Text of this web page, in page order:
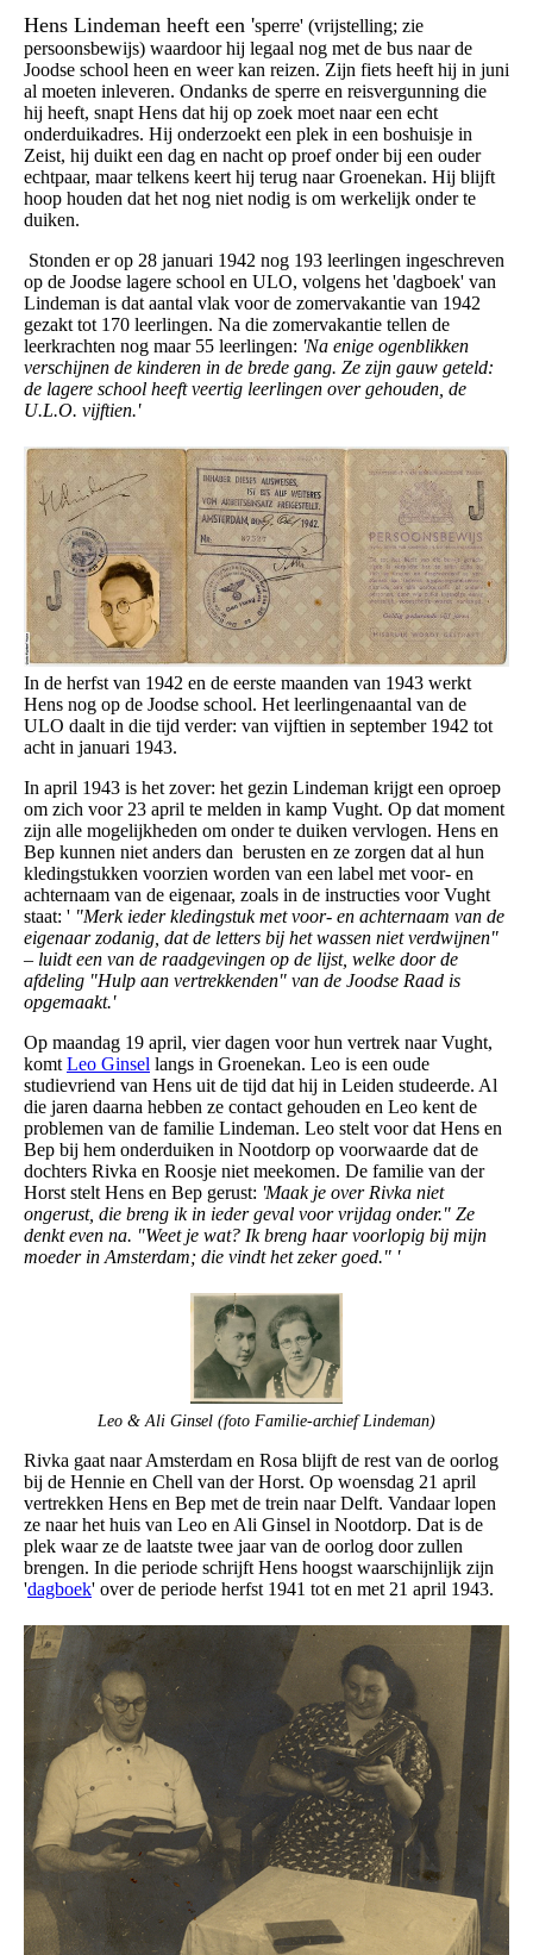
Hens Lindeman heeft een 'sperre' (vrijstelling; zie
persoonsbewijs) waardoor hij legaal nog met de bus naar de
Joodse school heen en weer kan reizen. Zijn fiets heeft hij in juni
al moeten inleveren. Ondanks de sperre en reisvergunning die
hij heeft, snapt Hens dat hij op zoek moet naar een echt
onderduikadres. Hij onderzoekt een plek in een boshuisje in
Zeist, hij duikt een dag en nacht op proef onder bij een ouder
echtpaar, maar telkens keert hij terug naar Groenekan. Hij blijft
hoop houden dat het nog niet nodig is om werkelijk onder te
duiken.
Stonden er op 28 januari 1942 nog 193 leerlingen ingeschreven
op de Joodse lagere school en ULO, volgens het 'dagboek' van
Lindeman is dat aantal vlak voor de zomervakantie van 1942
gezakt tot 170 leerlingen. Na die zomervakantie tellen de
leerkrachten nog maar 55 leerlingen: 'Na enige ogenblikken
verschijnen de kinderen in de brede gang. Ze zijn gauw geteld:
de lagere school heeft veertig leerlingen over gehouden, de
U.L.O. vijftien.'
In de herfst van 1942 en de eerste maanden van 1943 werkt
Hens nog op de Joodse school. Het leerlingenaantal van de
ULO daalt in die tijd verder: van vijftien in september 1942 tot
acht in januari 1943.
In april 1943 is het zover: het gezin Lindeman krijgt een oproep
om zich voor 23 april te melden in kamp Vught. Op dat moment
zijn alle mogelijkheden om onder te duiken vervlogen. Hens en
Bep kunnen niet anders dan berusten en ze zorgen dat al hun
kledingstukken voorzien worden van een label met voor- en
achternaam van de eigenaar, zoals in de instructies voor Vught
staat: ' "Merk ieder kledingstuk met voor- en achternaam van de
eigenaar zodanig, dat de letters bij het wassen niet verdwijnen"
– luidt een van de raadgevingen op de lijst, welke door de
afdeling "Hulp aan vertrekkenden" van de Joodse Raad is
opgemaakt.'
Op maandag 19 april, vier dagen voor hun vertrek naar Vught,
komtLeo Ginsel langs in Groenekan. Leo is een oude
studievriend van Hens uit de tijd dat hij in Leiden studeerde. Al
die jaren daarna hebben ze contact gehouden en Leo kent de
problemen van de familie Lindeman. Leo stelt voor dat Hens en
Bep bij hem onderduiken in Nootdorp op voorwaarde dat de
dochters Rivka en Roosje niet meekomen. De familie van der
Horst stelt Hens en Bep gerust: 'Maak je over Rivka niet
ongerust, die breng ik in ieder geval voor vrijdag onder." Ze
denkt even na. "Weet je wat? Ik breng haar voorlopig bij mijn
moeder in Amsterdam; die vindt het zeker goed." '
Leo & Ali Ginsel (foto Familie-archief Lindeman)
Rivka gaat naar Amsterdam en Rosa blijft de rest van de oorlog
bij de Hennie en Chell van der Horst. Op woensdag 21 april
vertrekken Hens en Bep met de trein naar Delft. Vandaar lopen
ze naar het huis van Leo en Ali Ginsel in Nootdorp. Dat is de
plek waar ze de laatste twee jaar van de oorlog door zullen
brengen. In die periode schrijft Hens hoogst waarschijnlijk zijn
'dagboek' over de periode herfst 1941 tot en met 21 april 1943.